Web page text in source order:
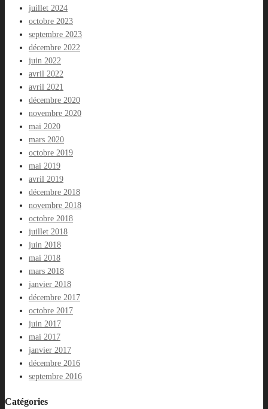
juillet 2024
octobre 2023
septembre 2023
décembre 2022
juin 2022
avril 2022
avril 2021
décembre 2020
novembre 2020
mai 2020
mars 2020
octobre 2019
mai 2019
avril 2019
décembre 2018
novembre 2018
octobre 2018
juillet 2018
juin 2018
mai 2018
mars 2018
janvier 2018
décembre 2017
octobre 2017
juin 2017
mai 2017
janvier 2017
décembre 2016
septembre 2016
Catégories